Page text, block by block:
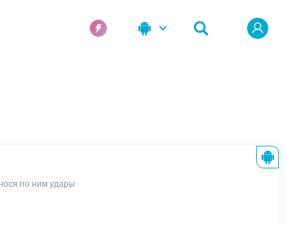
по ним удары